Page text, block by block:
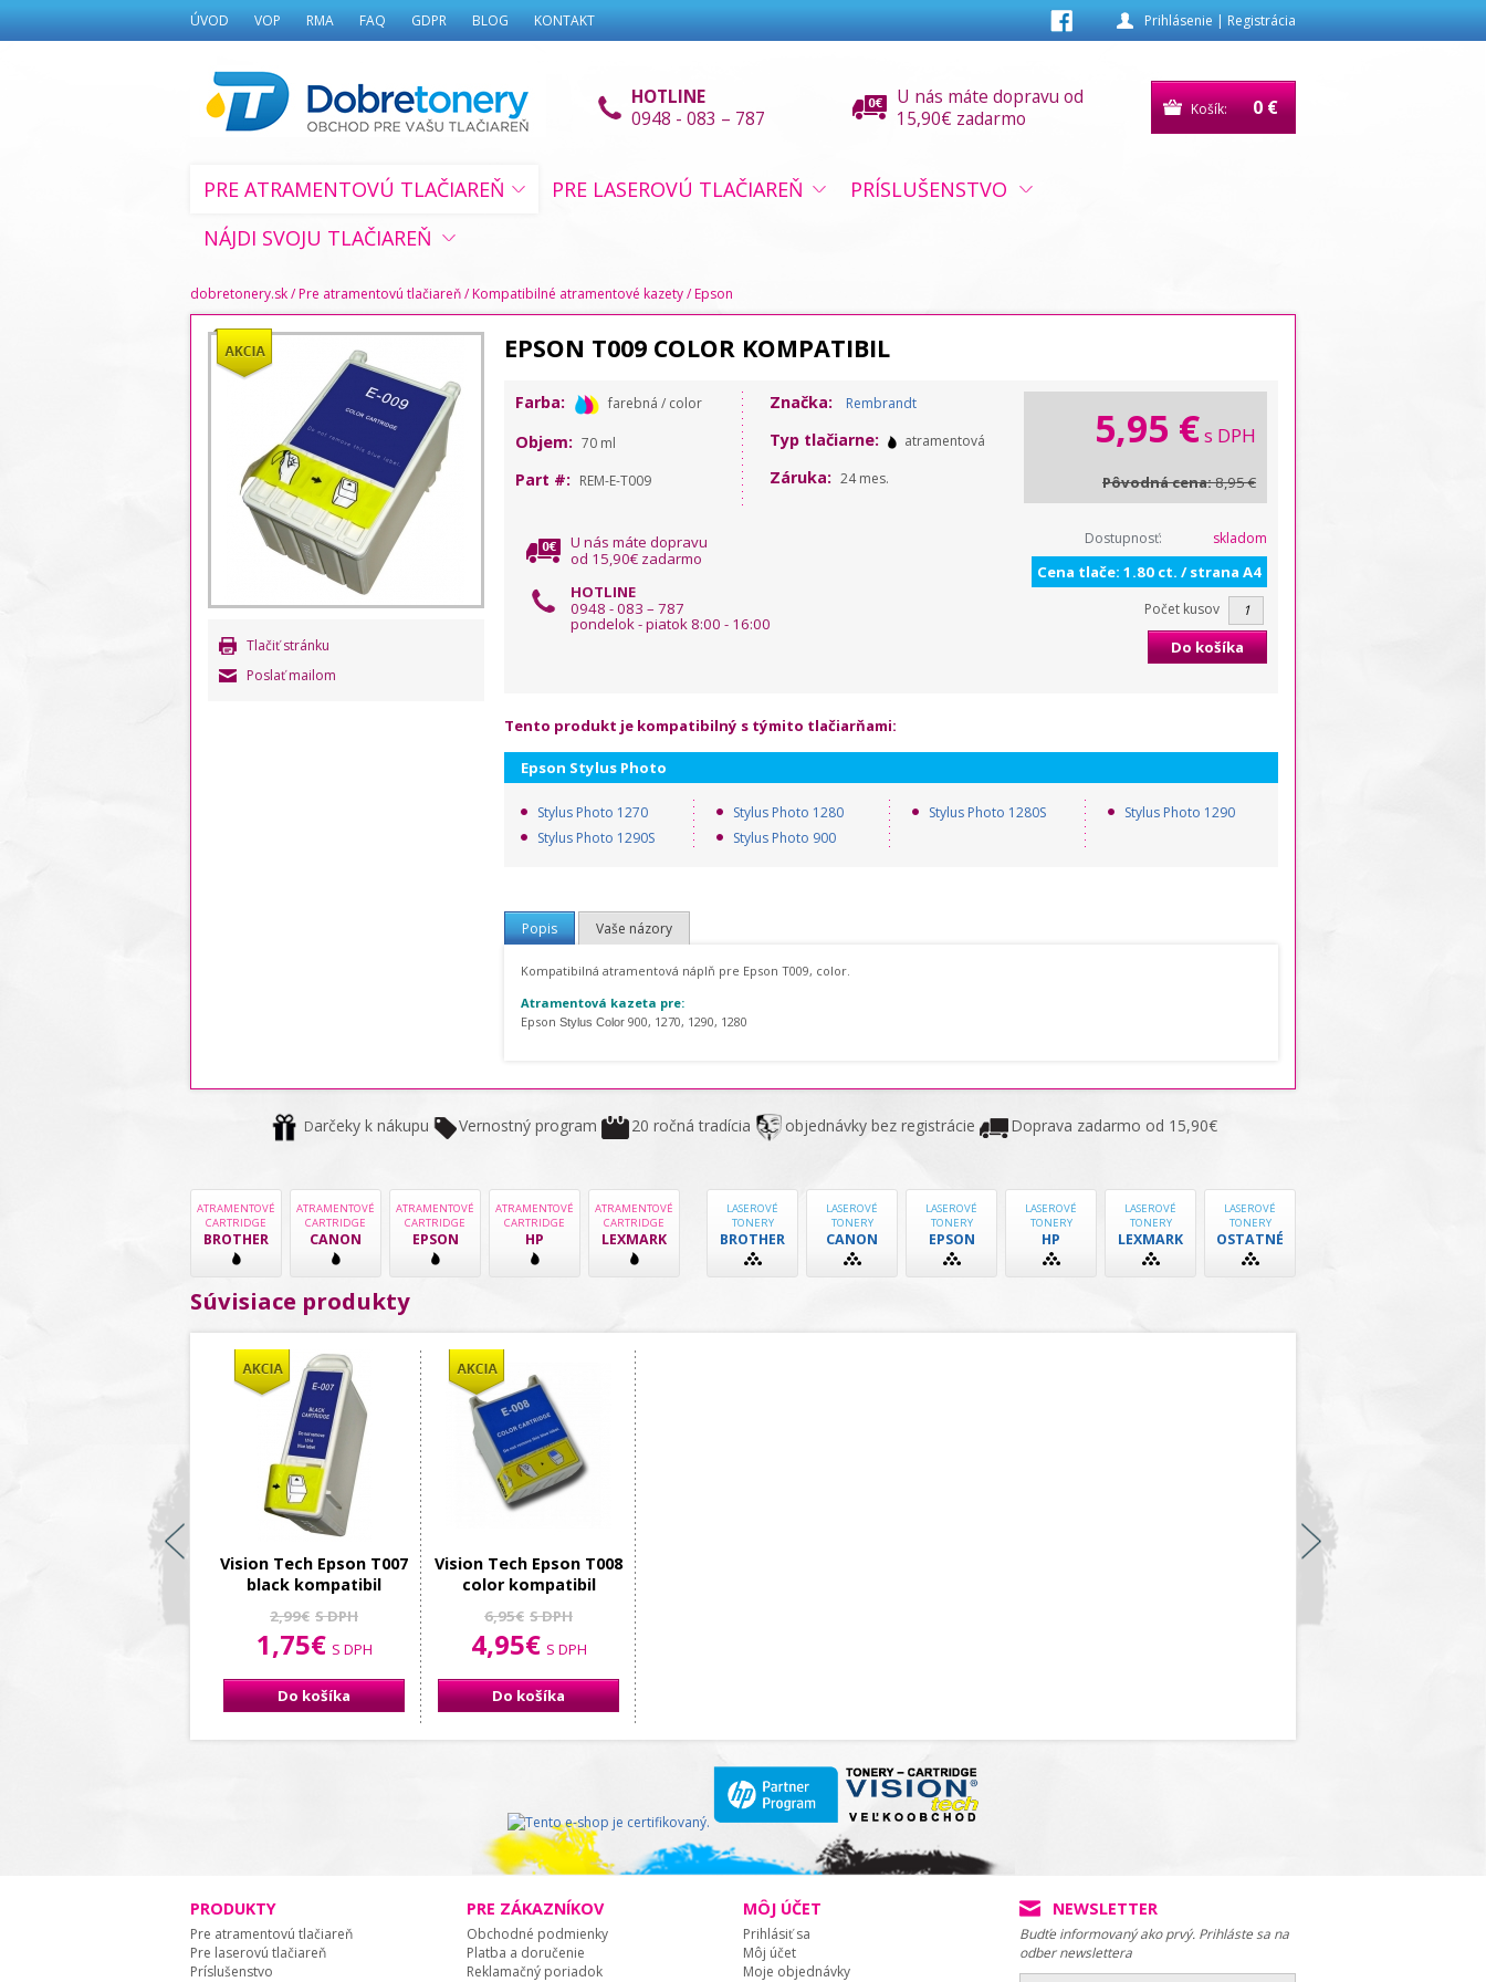
Prihlásenie | Registrácia
ÚVOD VOP RMA FAQ GDPR BLOG KONTAKT
Košík: 0 €
U nás máte dopravu od
15,90€ zadarmo
HOTLINE
0948 - 083 – 787
PRE ATRAMENTOVÚ TLAČIAREŇ PRE LASEROVÚ TLAČIAREŇ
PRÍSLUŠENSTVO
NÁJDI SVOJU TLAČIAREŇ
dobretonery.sk/Pre atramentovú tlačiareň/Kompatibilné atramentové kazety/Epson
Tlačiť stránku
Poslať mailom
EPSON T009 COLOR KOMPATIBIL
Farba: farebná / color
Objem: 70 ml
Part #: REM-E-T009
Značka: Rembrandt
Typ tlačiarne: atramentová
Záruka: 24 mes.
5,95 €s DPH
Pôvodná cena:8,95 €
U nás máte dopravu
od 15,90€ zadarmo
HOTLINE
0948 - 083 – 787
pondelok - piatok 8:00 - 16:00
Dostupnosť: skladom
Cena tlače: 1.80 ct. / strana A4
Počet kusov
Do košíka
Tento produkt je kompatibilný s týmito tlačiarňami:
Epson Stylus Photo
Stylus Photo 1270 Stylus Photo 1280 Stylus Photo 1280S
Stylus Photo 1290
Stylus Photo 1290S
Stylus Photo 900
Popis Vaše názory
Kompatibilná atramentová náplň pre Epson T009, color.
Atramentová kazeta pre:
Epson Stylus Color 900, 1270, 1290, 1280
Darčeky k nákupu Vernostný program 20 ročná tradícia objednávky bez registrácie Doprava zadarmo od 15,90€
ATRAMENTOVÉ
CARTRIDGE
BROTHER
ATRAMENTOVÉ
CARTRIDGE
CANON
ATRAMENTOVÉ
CARTRIDGE
EPSON
ATRAMENTOVÉ
CARTRIDGE
HP
ATRAMENTOVÉ
CARTRIDGE
LEXMARK
LASEROVÉ
TONERY
BROTHER
LASEROVÉ
TONERY
CANON
LASEROVÉ
TONERY
EPSON
LASEROVÉ
TONERY
HP
LASEROVÉ
TONERY
LEXMARK
LASEROVÉ
TONERY
OSTATNÉ
Súvisiace produkty
Vision Tech Epson T007
black kompatibil
2,99€ S DPH
1,75€ S DPH
Do košíka
Vision Tech Epson T008
color kompatibil
6,95€ S DPH
4,95€ S DPH
Do košíka
PRODUKTY
Pre atramentovú tlačiareň
Pre laserovú tlačiareň
Príslušenstvo
PRE ZÁKAZNÍKOV
Obchodné podmienky
Platba a doručenie
Reklamačný poriadok
MÔJ ÚČET
Prihlásiť sa
Môj účet
Moje objednávky
NEWSLETTER
Budťe informovaný ako prvý. Prihláste sa na
odber newslettera